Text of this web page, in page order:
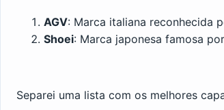
AGV: Marca italiana reconhecida
Shoei: Marca japonesa famosa
Separei uma lista com os melhores